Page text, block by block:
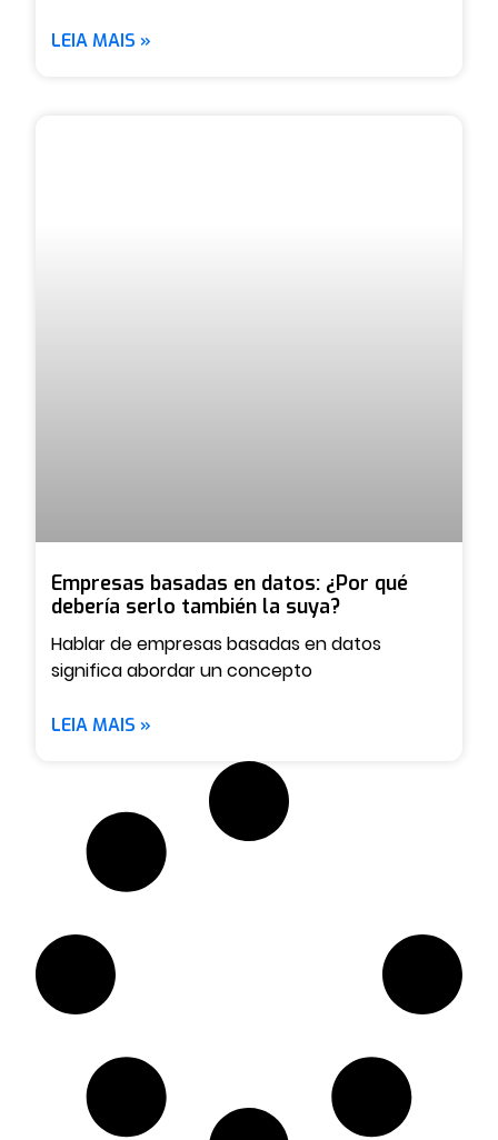
LEIA MAIS »
Empresas basadas en datos: ¿Por qué
debería serlo también la suya?
Hablar de empresas basadas en datos
significa abordar un concepto
LEIA MAIS »